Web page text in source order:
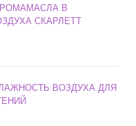
В
СКАРЛЕТТ
ВОЗДУХА ДЛЯ